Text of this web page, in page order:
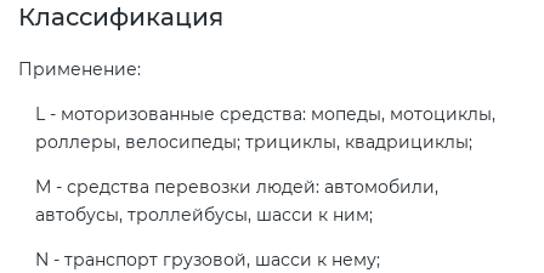
Классификация
Применение:
L - моторизованные средства: мопеды, мотоциклы,
роллеры, велосипеды; трициклы, квадрициклы;
M - средства перевозки людей: автомобили,
автобусы, троллейбусы, шасси к ним;
N - транспорт грузовой, шасси к нему;